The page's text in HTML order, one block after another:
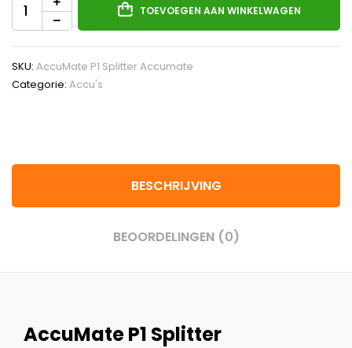
TOEVOEGEN AAN WINKELWAGEN
SKU: AccuMate P1 Splitter Accumate
Categorie: Accu's
BESCHRIJVING
BEOORDELINGEN (0)
AccuMate P1 Splitter